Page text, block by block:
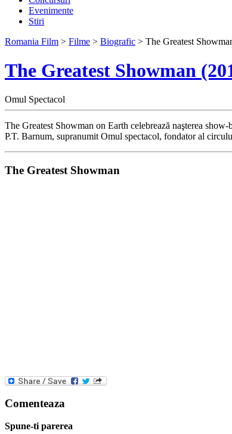
Evenimente
Stiri
Romania Film > Filme > Biografic > The Greatest
The Greatest Showman
Omul Spectacol
The Greatest Showman on Earth celebrează naşterea
P.T. Barnum, supranumit Omul spectacol, fondator al
The Greatest Showman
Comenteaza
Spune-ti parerea